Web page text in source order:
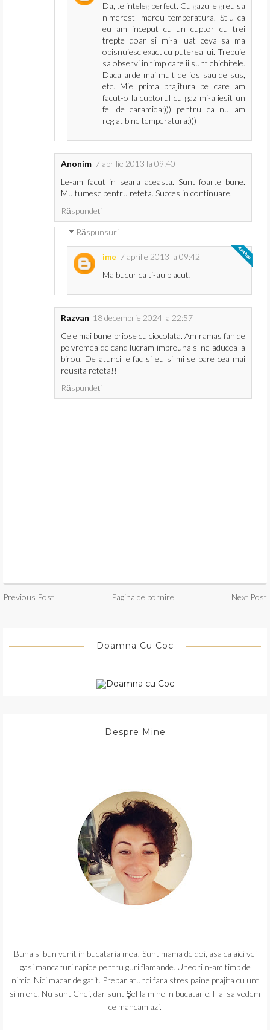
Da, te inteleg perfect. Cu gazul e greu sa
nimeresti mereu temperatura. Stiu ca
eu am inceput cu un cuptor cu trei
trepte doar si mi-a luat ceva sa ma
obisnuiesc exact cu puterea lui. Trebuie
sa observi in timp care ii sunt chichitele.
Daca arde mai mult de jos sau de sus,
etc. Mie prima prajitura pe care am
facut-o la cuptorul cu gaz mi-a iesit un
fel de caramida:))) pentru ca nu am
reglat bine temperatura:)))
Anonim 7 aprilie 2013 la 09:40
Le-am facut in seara aceasta. Sunt foarte bune.
Multumesc pentru reteta. Succes in continuare.
Răspundeți
Răspunsuri
ime 7 aprilie 2013 la 09:42
Ma bucur ca ti-au placut!
Razvan 18 decembrie 2024 la 22:57
Cele mai bune briose cu ciocolata. Am ramas fan de
pe vremea de cand lucram impreuna si ne aducea la
birou. De atunci le fac si eu si mi se pare cea mai
reusita reteta!!
Răspundeți
Previous Post Pagina de pornire Next Post
Doamna Cu Coc
Despre Mine
Buna si bun venit in bucataria mea! Sunt mama de doi, asa ca aici vei
gasi mancaruri rapide pentru guri flamande. Uneori n-am timp de
nimic. Nici macar de gatit. Prepar atunci fara stres paine prajita cu unt
si miere. Nu sunt Chef, dar sunt Șef la mine in bucatarie. Hai sa vedem
ce mancam azi.